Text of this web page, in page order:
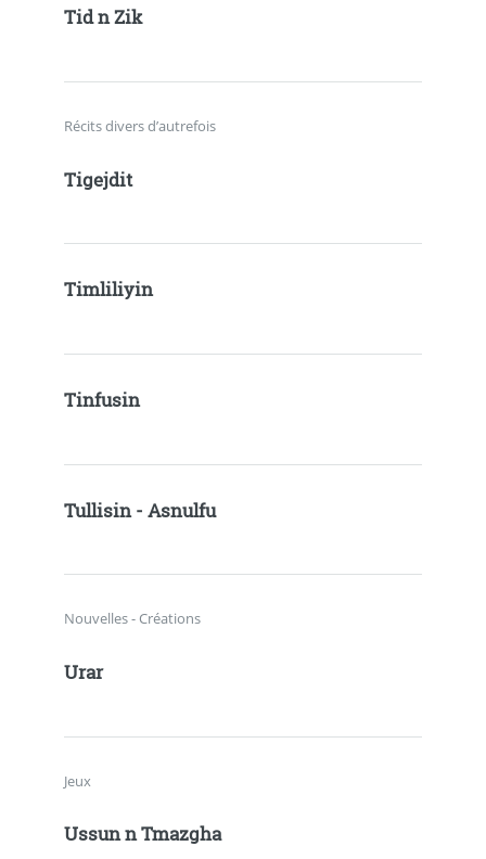
Tid n Zik
Récits divers d’autrefois
Tigejdit
Timliliyin
Tinfusin
Tullisin - Asnulfu
Nouvelles - Créations
Urar
Jeux
Ussun n Tmazgha